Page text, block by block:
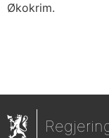
Økokrim.